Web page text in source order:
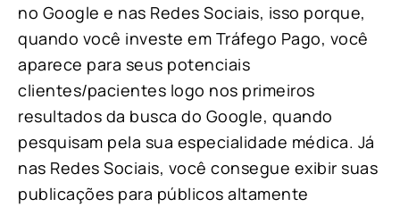
no Google e nas Redes Sociais, isso porque,
quando você investe em Tráfego Pago, você
aparece para seus potenciais
clientes/pacientes logo nos primeiros
resultados da busca do Google, quando
pesquisam pela sua especialidade médica. Já
nas Redes Sociais, você consegue exibir suas
publicações para públicos altamente